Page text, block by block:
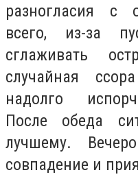
разногласия с
всего, из-за
сглаживать
случайная
надолго
После обеда
лучшему.
совпадение и